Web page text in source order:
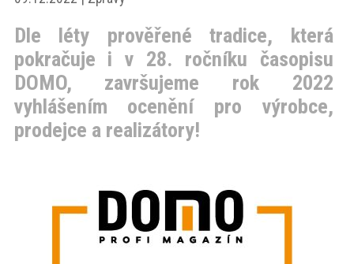
ProfiMag
Kontakt
Dle léty prověřené tradice, která
pokračuje i v 28. ročníku časopisu
DOMO, završujeme rok 2022
vyhlášením ocenění pro výrobce,
prodejce a realizátory!